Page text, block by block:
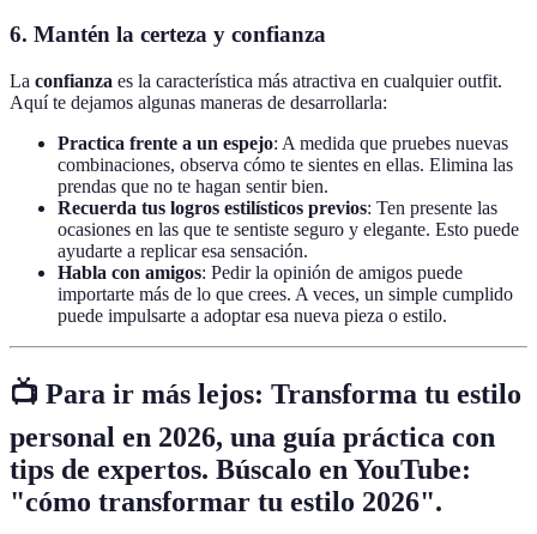
6. Mantén la certeza y confianza
La confianza es la característica más atractiva en cualquier outfit.
Aquí te dejamos algunas maneras de desarrollarla:
Practica frente a un espejo: A medida que pruebes nuevas
combinaciones, observa cómo te sientes en ellas. Elimina las
prendas que no te hagan sentir bien.
Recuerda tus logros estilísticos previos: Ten presente las
ocasiones en las que te sentiste seguro y elegante. Esto puede
ayudarte a replicar esa sensación.
Habla con amigos: Pedir la opinión de amigos puede
importarte más de lo que crees. A veces, un simple cumplido
puede impulsarte a adoptar esa nueva pieza o estilo.
📺 Para ir más lejos: Transforma tu estilo
personal en 2026, una guía práctica con
tips de expertos. Búscalo en YouTube:
"cómo transformar tu estilo 2026".